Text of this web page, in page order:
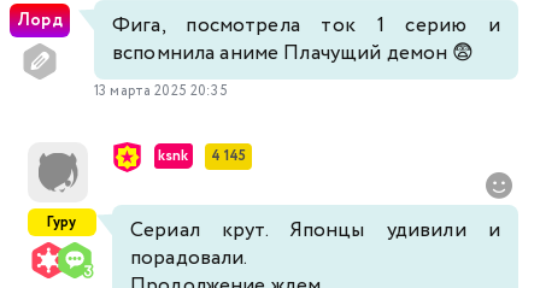
Лорд
Фига, посмотрела ток 1 серию и
вспомнила аниме Плачущий демон 😨
13 марта 2025 20:35
Гуру
ksnk 4 145
Сериал крут. Японцы удивили и
порадовали.